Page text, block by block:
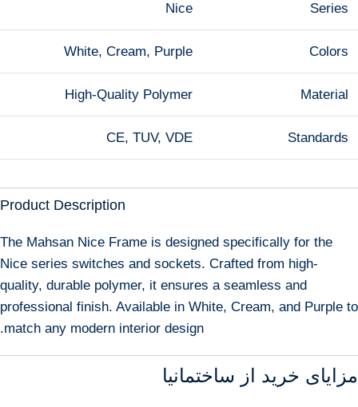
Series
Nice
Colors
White, Cream, Purple
Material
High-Quality Polymer
Standards
CE, TUV, VDE
Product Description
The Mahsan Nice Frame is designed specifically for the
Nice series switches and sockets. Crafted from high-
quality, durable polymer, it ensures a seamless and
professional finish. Available in White, Cream, and Purple to
match any modern interior design.
مزایای خرید از ساختمانیا